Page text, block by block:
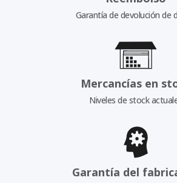
Garantía de devolución de
Mercancías en
Niveles de stock
Garantía del